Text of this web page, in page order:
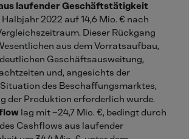
laufender Geschäftstätigkeit
Halbjahr 2022 auf 14,6 Mio. € nach
Dieser Rückgang
aus dem Vorratsaufbau,
Geschäftsausweitung,
und, angesichts der
des Beschaffungsmarktes,
der Produktion erforderlich wurde.
lag mit –24,7 Mio. €, bedingt durch
Cashflows aus laufender